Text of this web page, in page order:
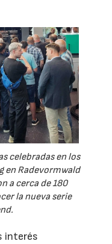
celebradas en los
en Radevormwald
a cerca de 180
la nueva serie
interés